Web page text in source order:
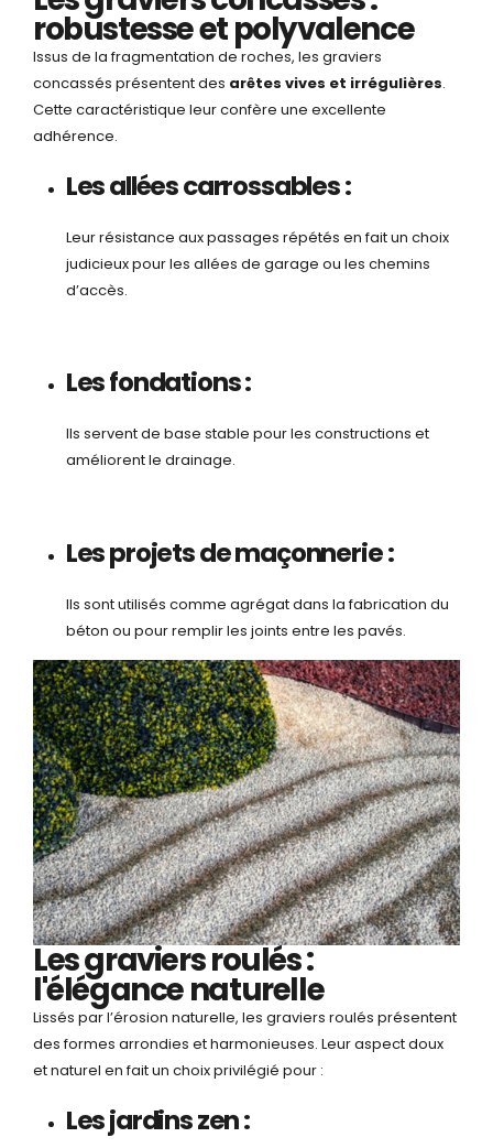
robustesse et polyvalence
Issus de la fragmentation de roches, les graviers
concassés présentent des arêtes vives et irrégulières.
Cette caractéristique leur confère une excellente
adhérence.
Les allées carrossables :
Leur résistance aux passages répétés en fait un choix
judicieux pour les allées de garage ou les chemins
d’accès.
Les fondations :
Ils servent de base stable pour les constructions et
améliorent le drainage.
Les projets de maçonnerie :
Ils sont utilisés comme agrégat dans la fabrication du
béton ou pour remplir les joints entre les pavés.
Les graviers roulés :
l'élégance naturelle
Lissés par l’érosion naturelle, les graviers roulés présentent
des formes arrondies et harmonieuses. Leur aspect doux
et naturel en fait un choix privilégié pour :
Les jardins zen :